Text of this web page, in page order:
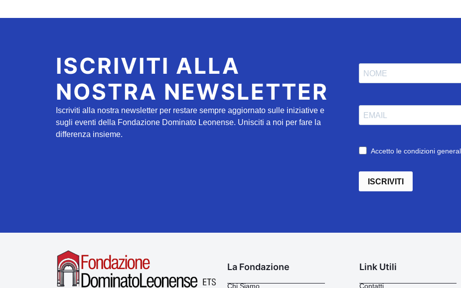
ISCRIVITI ALLA
NOSTRA NEWSLETTER
Iscriviti alla nostra newsletter per restare sempre aggiornato sulle iniziative e
sugli eventi della Fondazione Dominato Leonense. Unisciti a noi per fare la
differenza insieme.
Accetto le condizioni
ISCRIVITI
La Fondazione
Chi Siamo
Link Utili
Contatti